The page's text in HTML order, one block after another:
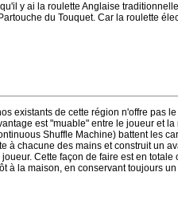
y ai la roulette Anglaise
du Touquet. Car la roulette
existants de cette région n'offre pas
est "muable" entre le joueur et
Shuffle Machine) battent les
à chacune des mains et construit un
Cette façon de faire est en
à la maison, en conservant toujours